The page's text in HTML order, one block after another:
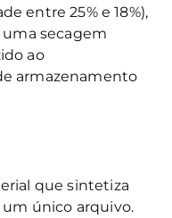
entre 25% e 18%),
secagem
ao
armazenamento
que sintetiza
único arquivo.